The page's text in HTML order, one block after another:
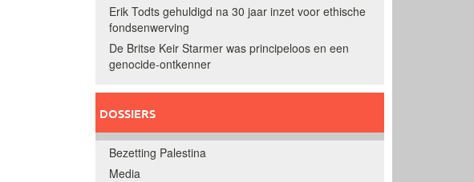
Erik Todts gehuldigd na 30 jaar inzet voor ethische
fondsenwerving
De Britse Keir Starmer was principeloos en een
genocide-ontkenner
DOSSIERS
Bezetting Palestina
Media